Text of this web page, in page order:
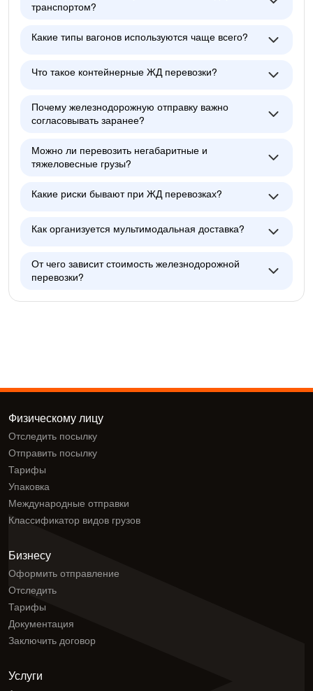
транспортом?
Какие типы вагонов используются чаще всего?
Что такое контейнерные ЖД перевозки?
Почему железнодорожную отправку важно
согласовывать заранее?
Можно ли перевозить негабаритные и
тяжеловесные грузы?
Какие риски бывают при ЖД перевозках?
Как организуется мультимодальная доставка?
От чего зависит стоимость железнодорожной
перевозки?
Физическому лицу
Отследить посылку
Отправить посылку
Тарифы
Упаковка
Международные отправки
Классификатор видов грузов
Бизнесу
Оформить отправление
Отследить
Тарифы
Документация
Заключить договор
Услуги